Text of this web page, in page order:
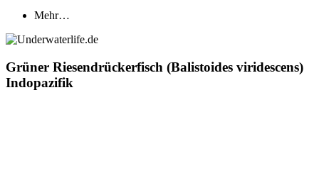
Mehr…
Grüner Riesendrückerfisch (Balistoides viridescens)
Indopazifik